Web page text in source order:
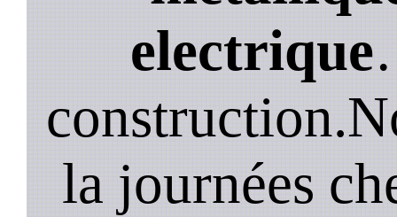
electrique
la journées